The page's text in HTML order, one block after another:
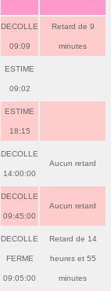
DECOLLE
09:09
Retard de 9
minutes
ESTIME
09:02
ESTIME
18:15
DECOLLE
14:00:00
Aucun retard
DECOLLE
09:45:00
Aucun retard
DECOLLE
FERME
09:05:00
Retard de 14
heures et 55
minutes